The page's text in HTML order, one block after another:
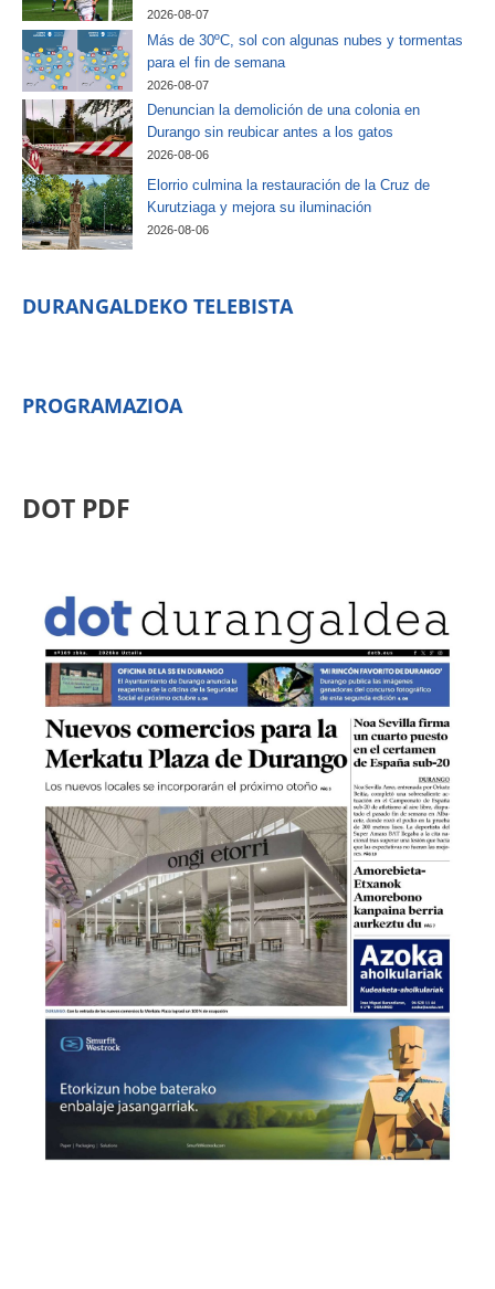
2026-08-07
Más de 30ºC, sol con algunas nubes y tormentas
para el fin de semana
2026-08-07
Denuncian la demolición de una colonia en
Durango sin reubicar antes a los gatos
2026-08-06
Elorrio culmina la restauración de la Cruz de
Kurutziaga y mejora su iluminación
2026-08-06
DURANGALDEKO TELEBISTA
PROGRAMAZIOA
DOT PDF